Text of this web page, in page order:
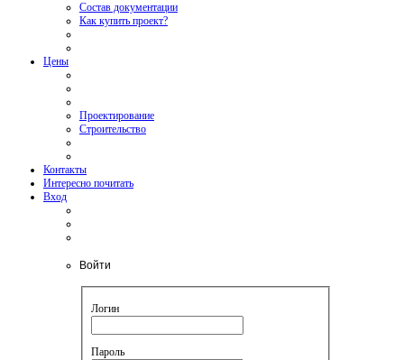
Состав документации
Как купить проект?
Цены
Проектирование
Строительство
Контакты
Интересно почитать
Вход
Войти
Логин
Пароль